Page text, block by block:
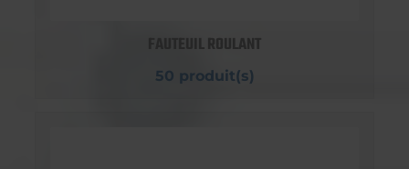
FAUTEUIL ROULANT
50 produit(s)